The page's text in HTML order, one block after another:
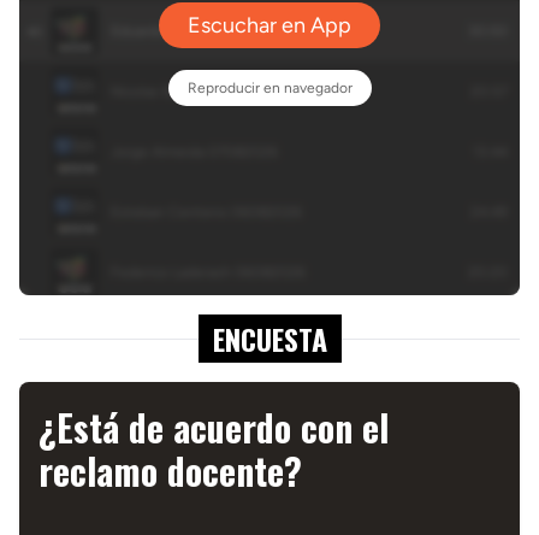
ENCUESTA
¿Está de acuerdo con el
reclamo docente?